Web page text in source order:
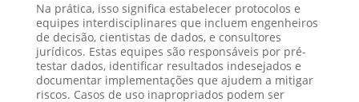
Na prática, isso significa estabelecer protocolos e
equipes interdisciplinares que incluem engenheiros
de decisão, cientistas de dados, e consultores
jurídicos. Estas equipes são responsáveis por pré-
testar dados, identificar resultados indesejados e
documentar implementações que ajudem a mitigar
riscos. Casos de uso inapropriados podem ser